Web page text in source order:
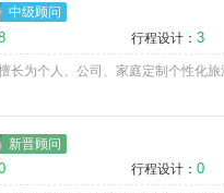
中级顾问
行程设计： 3
长为个人、公司、家庭定制个性化旅
新晋顾问
行程设计： 0